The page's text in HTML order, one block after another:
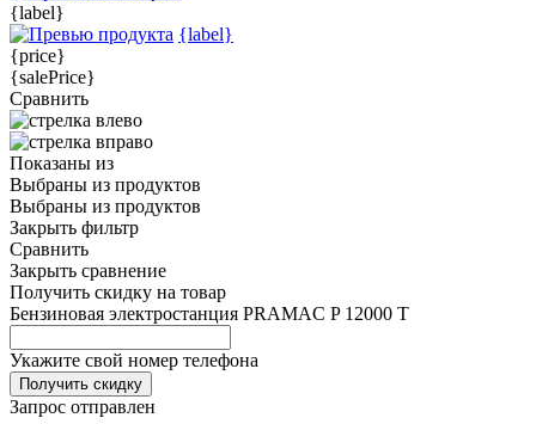
{label}
{label}
{price}
{salePrice}
Сравнить
Показаны из
Выбраны из продуктов
Выбраны из продуктов
Закрыть фильтр
Сравнить
Закрыть сравнение
Получить скидку на товар
Бензиновая электростанция PRAMAC P 12000 T
Укажите свой номер телефона
Получить скидку
Запрос отправлен